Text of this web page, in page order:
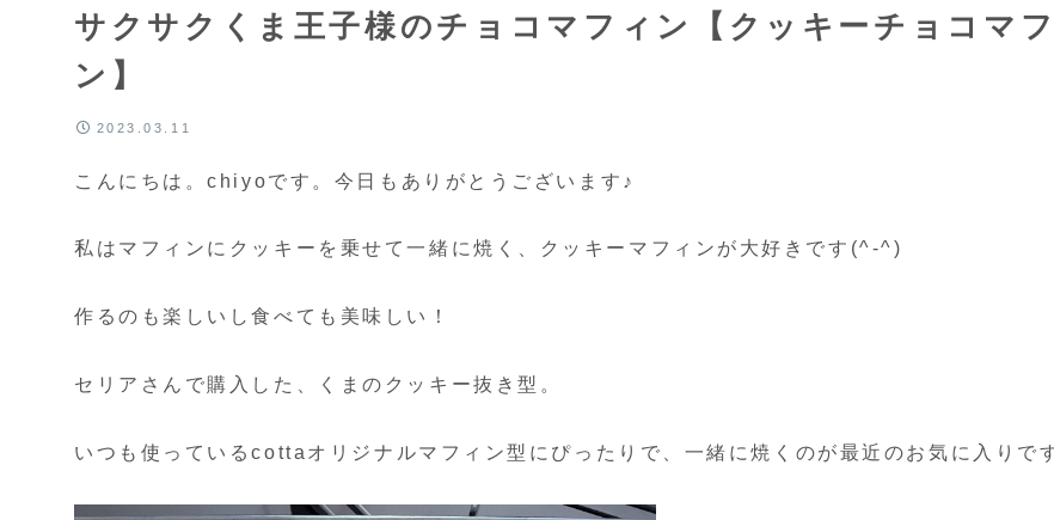
サクサクくま王子様のチョコマフィン【クッキーチョコマフ
ン】
2023.03.11
こんにちは。chiyoです。今日もありがとうございます♪
私はマフィンにクッキーを乗せて一緒に焼く、クッキーマフィンが大好きです(^-^)
作るのも楽しいし食べても美味しい！
セリアさんで購入した、くまのクッキー抜き型。
いつも使っているcottaオリジナルマフィン型にぴったりで、一緒に焼くのが最近のお気に入りで